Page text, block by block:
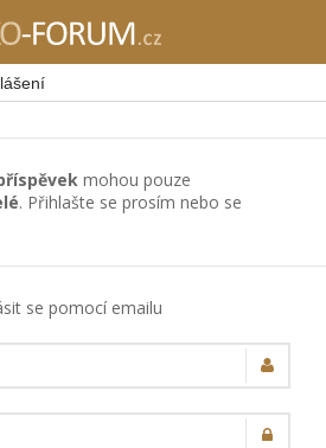
mohou pouze
. Přihlašte se prosím nebo se
se pomocí emailu